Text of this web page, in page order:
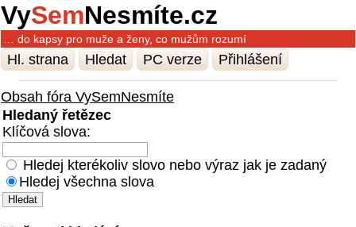
VySemNesmíte.cz
… do kapsy pro muže a ženy, co mužům rozumí
Hl. strana Hledat PC verze Přihlášení
Obsah fóra VySemNesmíte
Hledaný řetězec
Klíčová slova:
Hledej kterékoliv slovo nebo výraz jak je zadaný
Hledej všechna slova